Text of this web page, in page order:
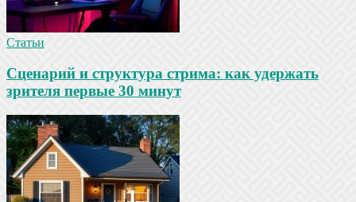
Статьи
Сценарий и структура стрима: как удержать
зрителя первые 30 минут